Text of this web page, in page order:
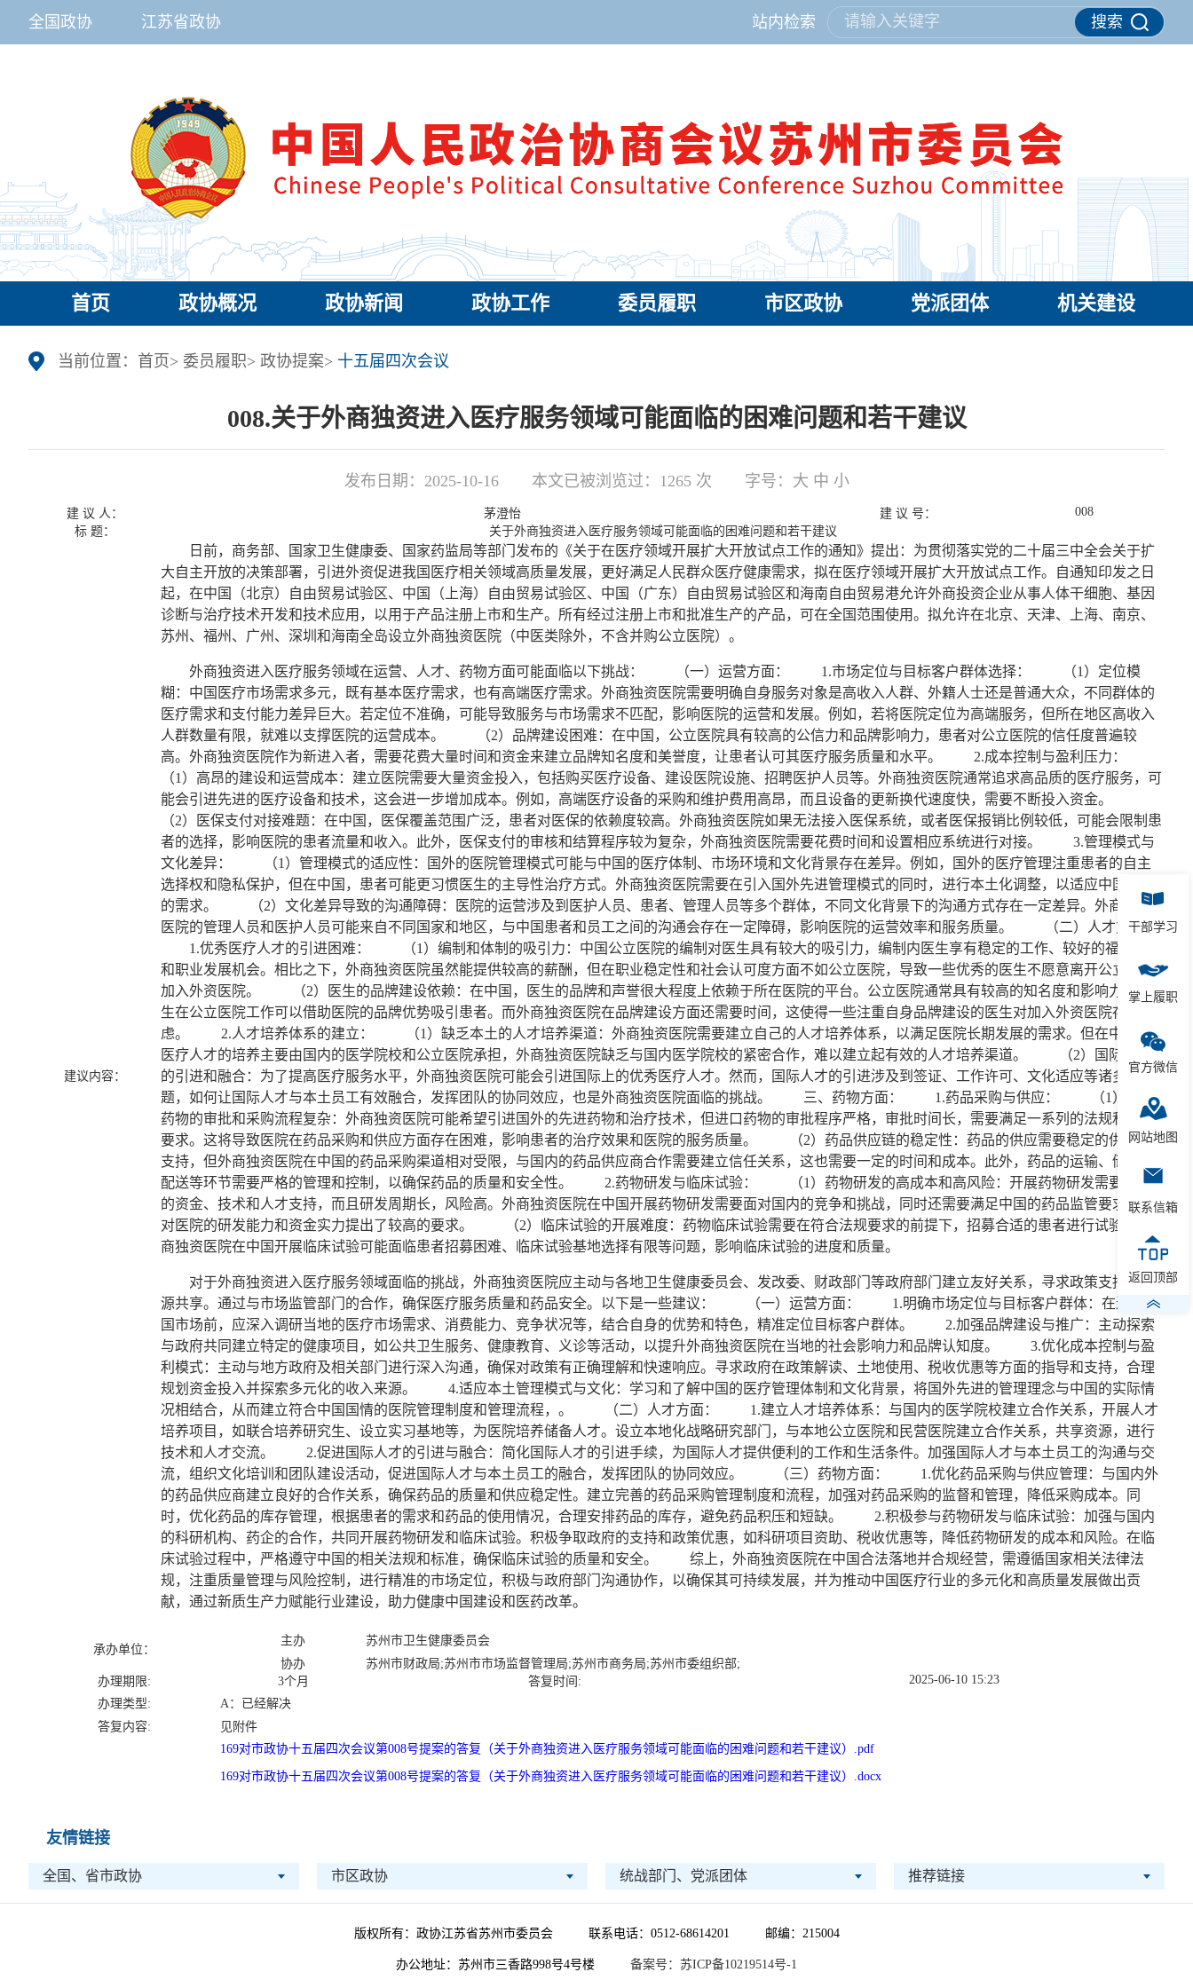
全国政协 江苏省政协 站内检索 请输入关键字 搜索
首页 政协概况 政协新闻 政协工作 委员履职 市区政协 党派团体 机关建设
当前位置： 首页> 委员履职> 政协提案> 十五届四次会议
008.关于外商独资进入医疗服务领域可能面临的困难问题和若干建议
发布日期：2025-10-16 本文已被浏览过： 1265次 字号： 大 中 小
建 议 人： 茅澄怡 建 议 号：
008
标 题：
关于外商独资进入医疗服务领域可能面临的困难问题和若干建议
建议内容：
日前，商务部、国家卫生健康委、国家药监局等部门发布的《关于在医疗领域开展扩大开放试点工作的通知》提出：为贯彻落实党的二十届三中全会关于扩
大自主开放的决策部署，引进外资促进我国医疗相关领域高质量发展，更好满足人民群众医疗健康需求，拟在医疗领域开展扩大开放试点工作。自通知印发之日
起，在中国（北京）自由贸易试验区、中国（上海）自由贸易试验区、中国（广东）自由贸易试验区和海南自由贸易港允许外商投资企业从事人体干细胞、基因
诊断与治疗技术开发和技术应用，以用于产品注册上市和生产。所有经过注册上市和批准生产的产品，可在全国范围使用。拟允许在北京、天津、上海、南京、
苏州、福州、广州、深圳和海南全岛设立外商独资医院（中医类除外，不含并购公立医院）。
外商独资进入医疗服务领域在运营、人才、药物方面可能面临以下挑战： （一）运营方面： 1.市场定位与目标客户群体选择： （1）定位模
糊：中国医疗市场需求多元，既有基本医疗需求，也有高端医疗需求。外商独资医院需要明确自身服务对象是高收入人群、外籍人士还是普通大众，不同群体的
医疗需求和支付能力差异巨大。若定位不准确，可能导致服务与市场需求不匹配，影响医院的运营和发展。例如，若将医院定位为高端服务，但所在地区高收入
人群数量有限，就难以支撑医院的运营成本。 （2）品牌建设困难：在中国，公立医院具有较高的公信力和品牌影响力，患者对公立医院的信任度普遍较
高。外商独资医院作为新进入者，需要花费大量时间和资金来建立品牌知名度和美誉度，让患者认可其医疗服务质量和水平。 2.成本控制与盈利压力：
（1）高昂的建设和运营成本：建立医院需要大量资金投入，包括购买医疗设备、建设医院设施、招聘医护人员等。外商独资医院通常追求高品质的医疗服务，可
能会引进先进的医疗设备和技术，这会进一步增加成本。例如，高端医疗设备的采购和维护费用高昂，而且设备的更新换代速度快，需要不断投入资金。
（2）医保支付对接难题：在中国，医保覆盖范围广泛，患者对医保的依赖度较高。外商独资医院如果无法接入医保系统，或者医保报销比例较低，可能会限制患
者的选择，影响医院的患者流量和收入。此外，医保支付的审核和结算程序较为复杂，外商独资医院需要花费时间和设置相应系统进行对接。 3.管理模式与
文化差异： （1）管理模式的适应性：国外的医院管理模式可能与中国的医疗体制、市场环境和文化背景存在差异。例如，国外的医疗管理注重患者的自主
选择权和隐私保护，但在中国，患者可能更习惯医生的主导性治疗方式。外商独资医院需要在引入国外先进管理模式的同时，进行本土化调整，以适应中国市场
的需求。 （2）文化差异导致的沟通障碍：医院的运营涉及到医护人员、患者、管理人员等多个群体，不同文化背景下的沟通方式存在一定差异。外商独资
医院的管理人员和医护人员可能来自不同国家和地区，与中国患者和员工之间的沟通会存在一定障碍，影响医院的运营效率和服务质量。 （二）人才方面：
1.优秀医疗人才的引进困难： （1）编制和体制的吸引力：中国公立医院的编制对医生具有较大的吸引力，编制内医生享有稳定的工作、较好的福利待遇
和职业发展机会。相比之下，外商独资医院虽然能提供较高的薪酬，但在职业稳定性和社会认可度方面不如公立医院，导致一些优秀的医生不愿意离开公立医院
加入外资医院。 （2）医生的品牌建设依赖：在中国，医生的品牌和声誉很大程度上依赖于所在医院的平台。公立医院通常具有较高的知名度和影响力，医
生在公立医院工作可以借助医院的品牌优势吸引患者。而外商独资医院在品牌建设方面还需要时间，这使得一些注重自身品牌建设的医生对加入外资医院存在顾
虑。 2.人才培养体系的建立： （1）缺乏本土的人才培养渠道：外商独资医院需要建立自己的人才培养体系，以满足医院长期发展的需求。但在中国，
医疗人才的培养主要由国内的医学院校和公立医院承担，外商独资医院缺乏与国内医学院校的紧密合作，难以建立起有效的人才培养渠道。 （2）国际人才
的引进和融合：为了提高医疗服务水平，外商独资医院可能会引进国际上的优秀医疗人才。然而，国际人才的引进涉及到签证、工作许可、文化适应等诸多问
题，如何让国际人才与本土员工有效融合，发挥团队的协同效应，也是外商独资医院面临的挑战。 三、药物方面： 1.药品采购与供应： （1）进口
药物的审批和采购流程复杂：外商独资医院可能希望引进国外的先进药物和治疗技术，但进口药物的审批程序严格，审批时间长，需要满足一系列的法规和标准
要求。这将导致医院在药品采购和供应方面存在困难，影响患者的治疗效果和医院的服务质量。 （2）药品供应链的稳定性：药品的供应需要稳定的供应链
支持，但外商独资医院在中国的药品采购渠道相对受限，与国内的药品供应商合作需要建立信任关系，这也需要一定的时间和成本。此外，药品的运输、储存和
配送等环节需要严格的管理和控制，以确保药品的质量和安全性。 2.药物研发与临床试验： （1）药物研发的高成本和高风险：开展药物研发需要大量
的资金、技术和人才支持，而且研发周期长，风险高。外商独资医院在中国开展药物研发需要面对国内的竞争和挑战，同时还需要满足中国的药品监管要求，这
对医院的研发能力和资金实力提出了较高的要求。 （2）临床试验的开展难度：药物临床试验需要在符合法规要求的前提下，招募合适的患者进行试验。外
商独资医院在中国开展临床试验可能面临患者招募困难、临床试验基地选择有限等问题，影响临床试验的进度和质量。
对于外商独资进入医疗服务领域面临的挑战，外商独资医院应主动与各地卫生健康委员会、发改委、财政部门等政府部门建立友好关系，寻求政策支持和资
源共享。通过与市场监管部门的合作，确保医疗服务质量和药品安全。以下是一些建议： （一）运营方面： 1.明确市场定位与目标客户群体：在进入中
国市场前，应深入调研当地的医疗市场需求、消费能力、竞争状况等，结合自身的优势和特色，精准定位目标客户群体。 2.加强品牌建设与推广：主动探索
与政府共同建立特定的健康项目，如公共卫生服务、健康教育、义诊等活动，以提升外商独资医院在当地的社会影响力和品牌认知度。 3.优化成本控制与盈
利模式：主动与地方政府及相关部门进行深入沟通，确保对政策有正确理解和快速响应。寻求政府在政策解读、土地使用、税收优惠等方面的指导和支持，合理
规划资金投入并探索多元化的收入来源。 4.适应本土管理模式与文化：学习和了解中国的医疗管理体制和文化背景，将国外先进的管理理念与中国的实际情
况相结合，从而建立符合中国国情的医院管理制度和管理流程，。 （二）人才方面： 1.建立人才培养体系：与国内的医学院校建立合作关系，开展人才
培养项目，如联合培养研究生、设立实习基地等，为医院培养储备人才。设立本地化战略研究部门，与本地公立医院和民营医院建立合作关系，共享资源，进行
技术和人才交流。 2.促进国际人才的引进与融合：简化国际人才的引进手续，为国际人才提供便利的工作和生活条件。加强国际人才与本土员工的沟通与交
流，组织文化培训和团队建设活动，促进国际人才与本土员工的融合，发挥团队的协同效应。 （三）药物方面： 1.优化药品采购与供应管理：与国内外
的药品供应商建立良好的合作关系，确保药品的质量和供应稳定性。建立完善的药品采购管理制度和流程，加强对药品采购的监督和管理，降低采购成本。同
时，优化药品的库存管理，根据患者的需求和药品的使用情况，合理安排药品的库存，避免药品积压和短缺。 2.积极参与药物研发与临床试验：加强与国内
的科研机构、药企的合作，共同开展药物研发和临床试验。积极争取政府的支持和政策优惠，如科研项目资助、税收优惠等，降低药物研发的成本和风险。在临
床试验过程中，严格遵守中国的相关法规和标准，确保临床试验的质量和安全。 综上，外商独资医院在中国合法落地并合规经营，需遵循国家相关法律法
规，注重质量管理与风险控制，进行精准的市场定位，积极与政府部门沟通协作，以确保其可持续发展，并为推动中国医疗行业的多元化和高质量发展做出贡
献，通过新质生产力赋能行业建设，助力健康中国建设和医药改革。
承办单位：
主办
苏州市卫生健康委员会
协办
苏州市财政局;苏州市市场监督管理局;苏州市商务局;苏州市委组织部;
办理期限:
3个月 答复时间:
2025-06-10 15:23
办理类型:
A：已经解决
答复内容:
见附件
169对市政协十五届四次会议第008号提案的答复（关于外商独资进入医疗服务领域可能面临的困难问题和若干建议）.pdf
169对市政协十五届四次会议第008号提案的答复（关于外商独资进入医疗服务领域可能面临的困难问题和若干建议）.docx
干部学习
掌上履职
官方微信
网站地图
联系信箱
返回顶部
友情链接
全国、省市政协 市区政协 统战部门、党派团体 推荐链接
版权所有：政协江苏省苏州市委员会 联系电话：0512-68614201 邮编：215004
办公地址：苏州市三香路998号4号楼 备案号：苏ICP备10219514号-1